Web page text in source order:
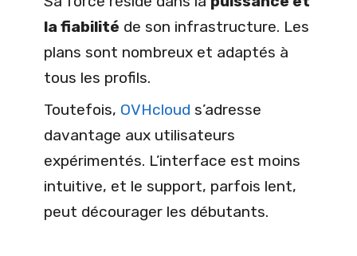
la fiabilité de son infrastructure. Les
plans sont nombreux et adaptés à
tous les profils.
Toutefois, OVHcloud s’adresse
davantage aux utilisateurs
expérimentés. L’interface est moins
intuitive, et le support, parfois lent,
peut décourager les débutants.